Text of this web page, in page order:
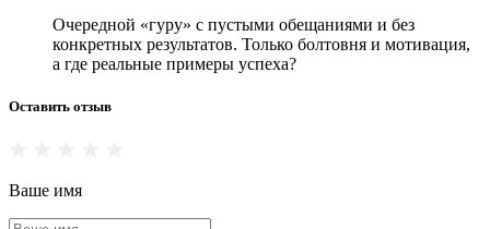
Очередной «гуру» с пустыми обещаниями и без
конкретных результатов. Только болтовня и мотивация,
а где реальные примеры успеха?
Оставить отзыв
Ваше имя